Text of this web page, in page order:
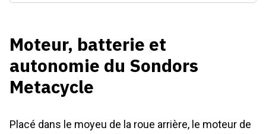
Moteur, batterie et
autonomie du Sondors
Metacycle
Placé dans le moyeu de la roue arrière, le moteur de